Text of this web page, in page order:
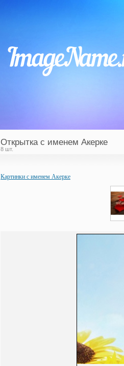
Открытка с именем Акерке
8 шт.
Картинки с именем Акерке